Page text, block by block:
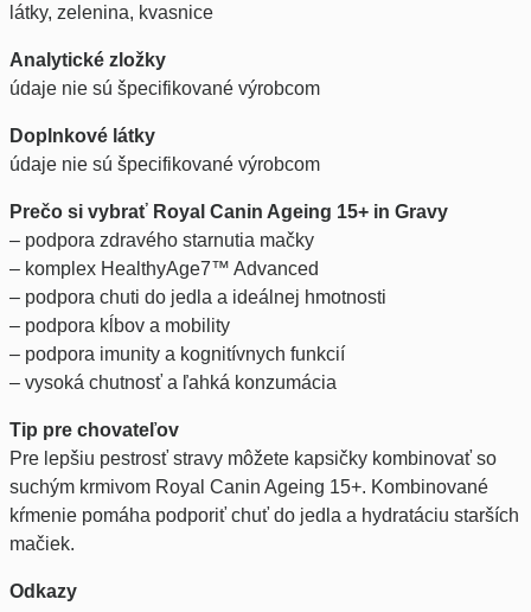
látky, zelenina, kvasnice
Analytické zložky
údaje nie sú špecifikované výrobcom
Doplnkové látky
údaje nie sú špecifikované výrobcom
Prečo si vybrať Royal Canin Ageing 15+ in Gravy
– podpora zdravého starnutia mačky
– komplex HealthyAge7™ Advanced
– podpora chuti do jedla a ideálnej hmotnosti
– podpora kĺbov a mobility
– podpora imunity a kognitívnych funkcií
– vysoká chutnosť a ľahká konzumácia
Tip pre chovateľov
Pre lepšiu pestrosť stravy môžete kapsičky kombinovať so
suchým krmivom Royal Canin Ageing 15+. Kombinované
kŕmenie pomáha podporiť chuť do jedla a hydratáciu starších
mačiek.
Odkazy